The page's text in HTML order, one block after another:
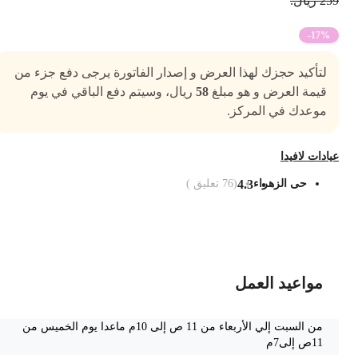
-17%
لتأكيد حجزك لهذا العرض و إصدار الفاتورة يرجى دفع جزء من
قيمة العرض و هو مبلغ58ريال، وسيتم دفع الباقي في يوم
موعدك في المركز.
لافيدا
حى الزهراء 4.3
(
76تعليق )
مواعيد العمل
من السبت إلي الأربعاء من 11 ص إلى 10م ماعدا يوم الخميس من